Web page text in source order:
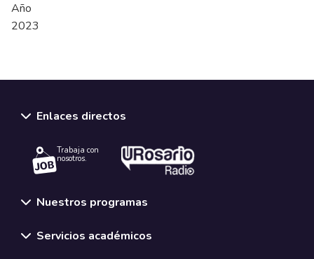
Año
2023
Enlaces directos
Trabaja con
nosotros.
Nuestros programas
Servicios académicos